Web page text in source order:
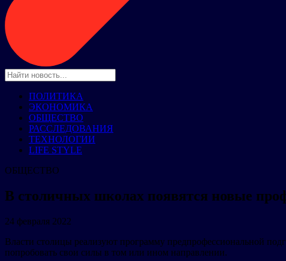
ПОЛИТИКА
ЭКОНОМИКА
ОБЩЕСТВО
РАССЛЕДОВАНИЯ
ТЕХНОЛОГИИ
LIFE STYLE
ОБЩЕСТВО
В столичных школах появятся новые
24 февраля 2022
Власти столицы реализуют программу предпрофессиональной
попробовать свои силы в том или ином направлении.